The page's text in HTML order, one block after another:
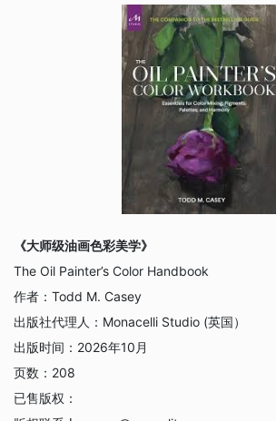
《大师级油画色彩美学》
The Oil Painter’s Color Handbook
作者： Todd M. Casey
出版社代理人： Monacelli Studio (英国）
出版时间： 2026年10月
页数： 208
已售版权：